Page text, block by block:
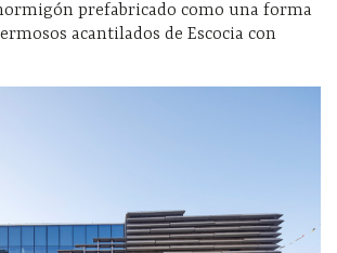
prefabricado como una forma
acantilados de Escocia con